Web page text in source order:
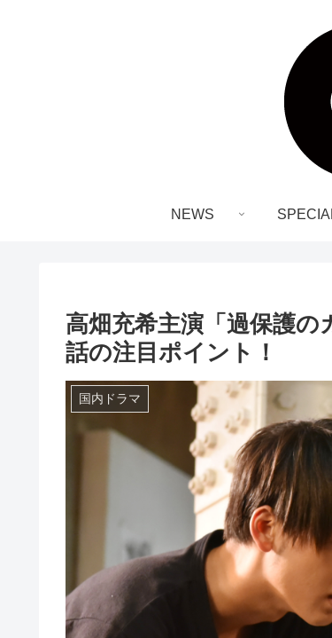
NEWS
高畑充希主演「過保護
話の注目ポイント！
国内ドラマ